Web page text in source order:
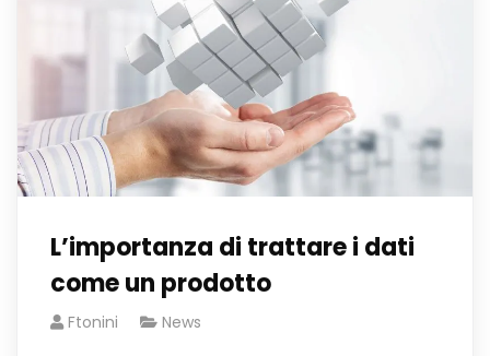
L’importanza di trattare i dati
come un prodotto
Ftonini News